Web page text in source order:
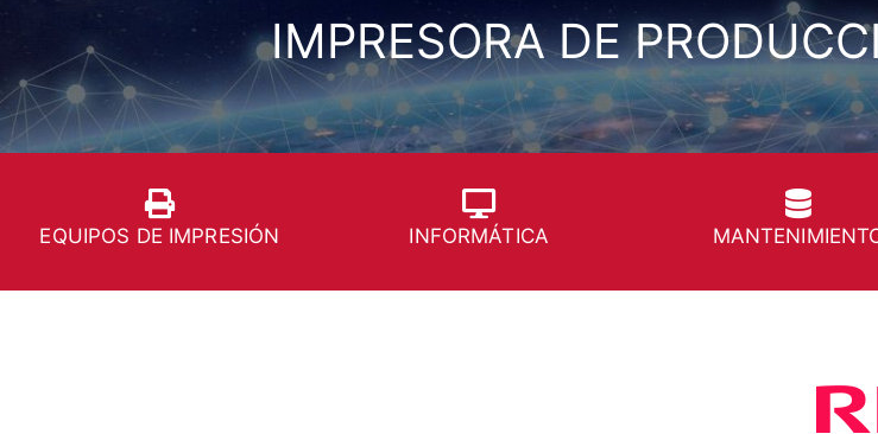
IMPRESORA DE
EQUIPOS DE IMPRESIÓN INFORMÁTICA